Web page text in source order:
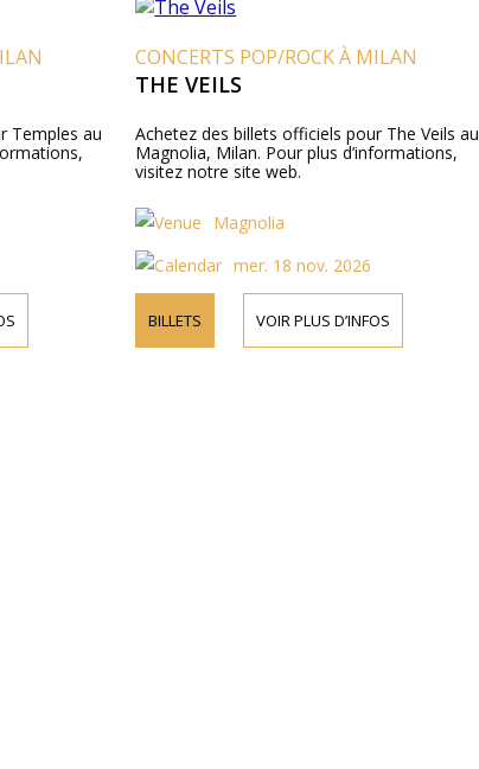
Temples au
CONCERTS POP/ROCK À MILAN
THE VEILS
Achetez des billets officiels pour The Veils au
Magnolia, Milan. Pour plus d’informations,
visitez notre site web.
Magnolia
mer. 18 nov. 2026
BILLETS VOIR PLUS D’INFOS